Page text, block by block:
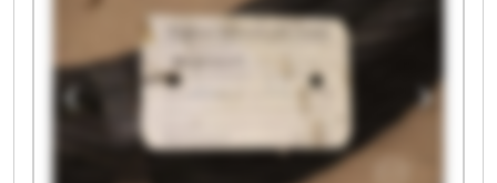
GmbH D&M Absaugtechnik GmbH D&M
Absaugtechnik GmbH D&M Absaugtechnik
GmbH D&M Absaugtechnik GmbH D&M
Absaugtechnik GmbH D&M Absaugtechnik
GmbH D&M Absaugtechnik GmbH D&M
Absaugtechnik GmbH D&M Absaugtechnik